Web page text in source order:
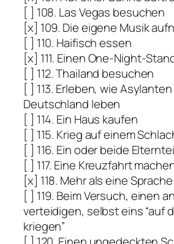
[ ] 108. Las Vegas besuchen
[x] 109. Die eigene Musik
[ ] 110. Haifisch essen
[x] 111. Einen One-Night-
[ ] 112. Thailand besuchen
[ ] 113. Erleben, wie
Deutschland leben
[ ] 114. Ein Haus kaufen
[ ] 115. Krieg auf einem
[ ] 116. Ein oder beide
[ ] 117. Eine Kreuzfahrt
[x] 118. Mehr als eine
[ ] 119. Beim Versuch, einen
verteidigen, selbst eins “auf
kriegen”